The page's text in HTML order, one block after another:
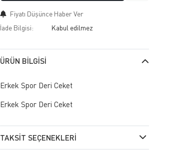
Fiyatı Düşünce Haber Ver
İade Bilgisi:
ÜRÜN BILGISI
Erkek Spor Deri Ceket
Erkek Spor Deri Ceket
TAKSIT SEÇENEKLERI